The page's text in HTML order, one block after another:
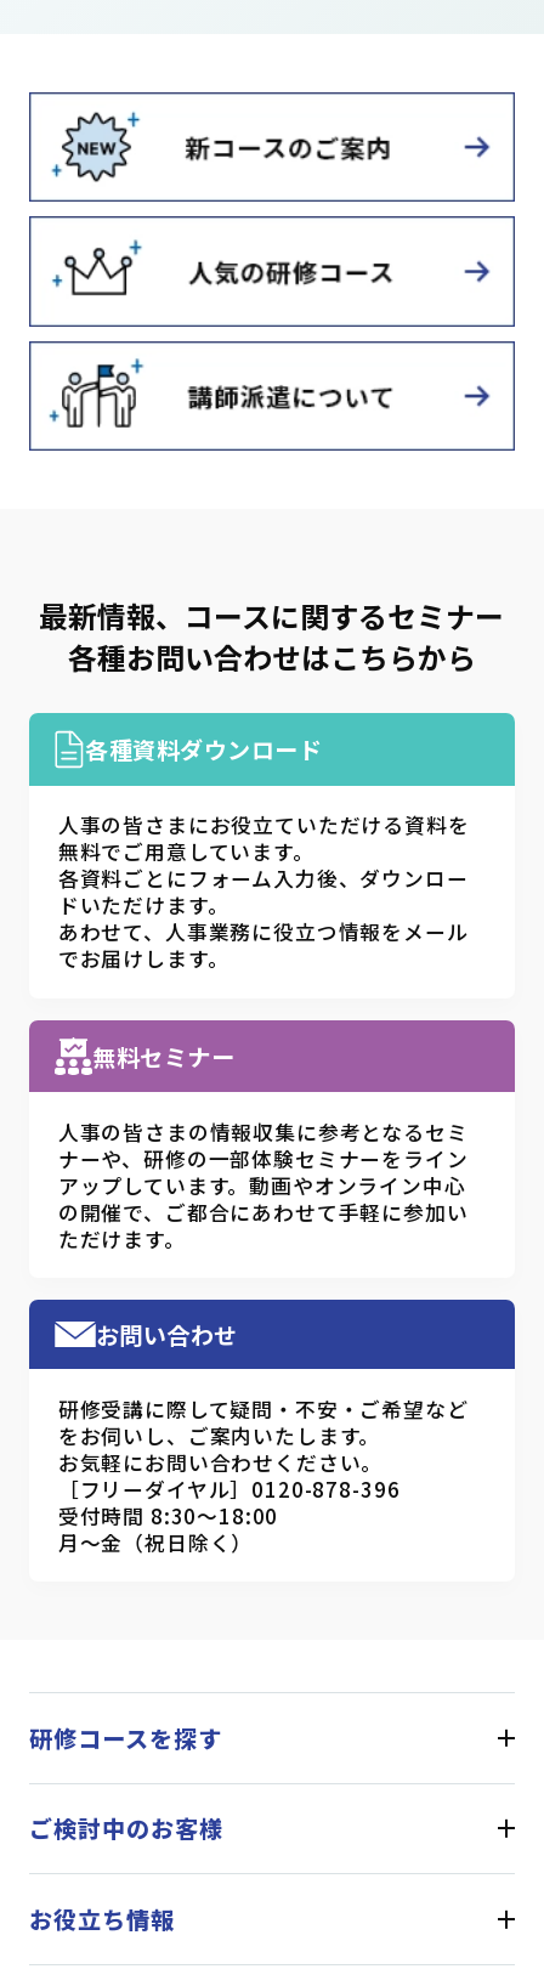
最新情報、コースに関するセミナー
各種お問い合わせはこちらから
各種資料ダウンロード
人事の皆さまにお役立ていただける資料を
無料でご用意しています。
各資料ごとにフォーム入力後、ダウンロー
ドいただけます。
あわせて、人事業務に役立つ情報をメール
でお届けします。
無料セミナー
人事の皆さまの情報収集に参考となるセミ
ナーや、研修の一部体験セミナーをライン
アップしています。動画やオンライン中心
の開催で、ご都合にあわせて手軽に参加い
ただけます。
お問い合わせ
研修受講に際して疑問・不安・ご希望など
をお伺いし、ご案内いたします。
お気軽にお問い合わせください。
［フリーダイヤル］0120-878-396
受付時間 8:30～18:00
月～金（祝日除く）
研修コースを探す
ご検討中のお客様
お役立ち情報